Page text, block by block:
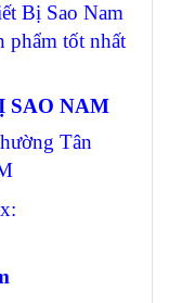
Bị Sao Nam
phẩm tốt nhất
SAO NAM
Tân